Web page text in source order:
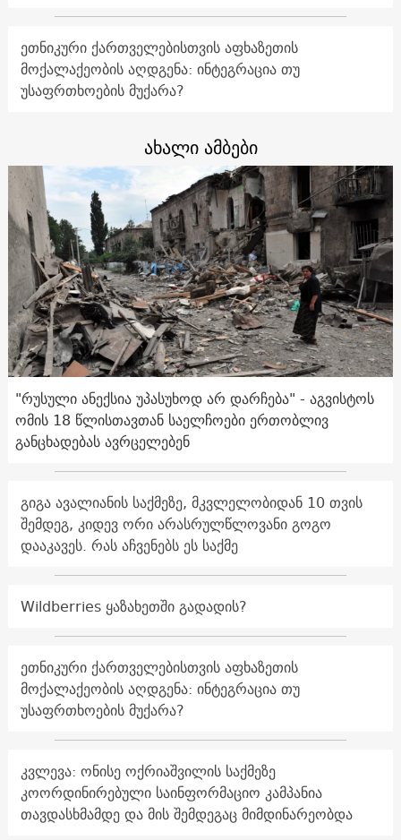
ეთნიკური ქართველებისთვის აფხაზეთის
მოქალაქეობის აღდგენა: ინტეგრაცია თუ
უსაფრთხოების მუქარა?
ახალი ამბები
"რუსული ანექსია უპასუხოდ არ დარჩება" - აგვისტოს
ომის 18 წლისთავთან საელჩოები ერთობლივ
განცხადებას ავრცელებენ
გიგა ავალიანის საქმეზე, მკვლელობიდან 10 თვის
შემდეგ, კიდევ ორი არასრულწლოვანი გოგო
დააკავეს. რას აჩვენებს ეს საქმე
Wildberries ყაზახეთში გადადის?
ეთნიკური ქართველებისთვის აფხაზეთის
მოქალაქეობის აღდგენა: ინტეგრაცია თუ
უსაფრთხოების მუქარა?
კვლევა: ონისე ოქრიაშვილის საქმეზე
კოორდინირებული საინფორმაციო კამპანია
თავდასხმამდე და მის შემდეგაც მიმდინარეობდა